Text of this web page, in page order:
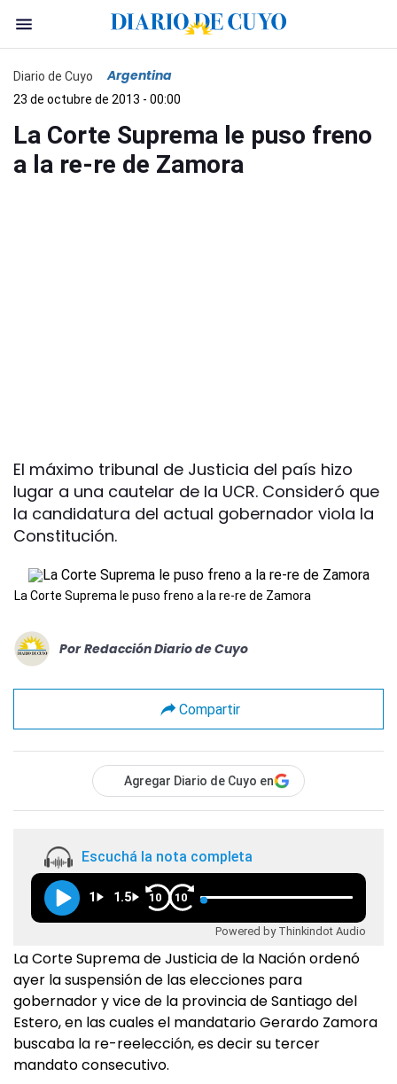
Diario de Cuyo Argentina
23 de octubre de 2013 - 00:00
La Corte Suprema le puso freno
a la re-re de Zamora
El máximo tribunal de Justicia del país hizo
lugar a una cautelar de la UCR. Consideró que
la candidatura del actual gobernador viola la
Constitución.
La Corte Suprema le puso freno a la re-re de Zamora
Por Redacción Diario de Cuyo
Compartir
Agregar Diario de Cuyo en
Escuchá la nota completa
1 1.5 10 10
Powered by Thinkindot Audio
La Corte Suprema de Justicia de la Nación ordenó
ayer la suspensión de las elecciones para
gobernador y vice de la provincia de Santiago del
Estero, en las cuales el mandatario Gerardo Zamora
buscaba la re-reelección, es decir su tercer
mandato consecutivo.